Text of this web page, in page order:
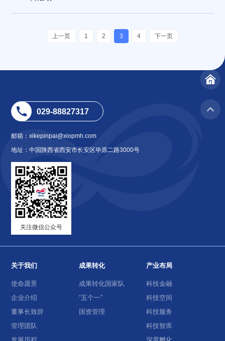
上一页 1 2 3 4 下一页
029-88827317
邮箱：xikepinpai@xiopmh.com
地址：中国陕西省西安市长安区毕原二路3000号
关注微信公众号
关于我们
使命愿景
企业介绍
董事长致辞
管理团队
成果转化
成果转化国家队
“五个一”
国资管理
产业布局
科技金融
科技空间
科技服务
科技智库